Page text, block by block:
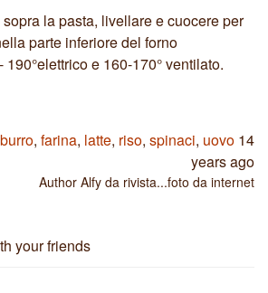
la pasta, livellare e cuocere per
parte inferiore del forno
e 160-170° ventilato.
burro, farina, latte, riso, spinaci, uovo 14
years ago
Author Alfy da rivista...foto da internet
your friends